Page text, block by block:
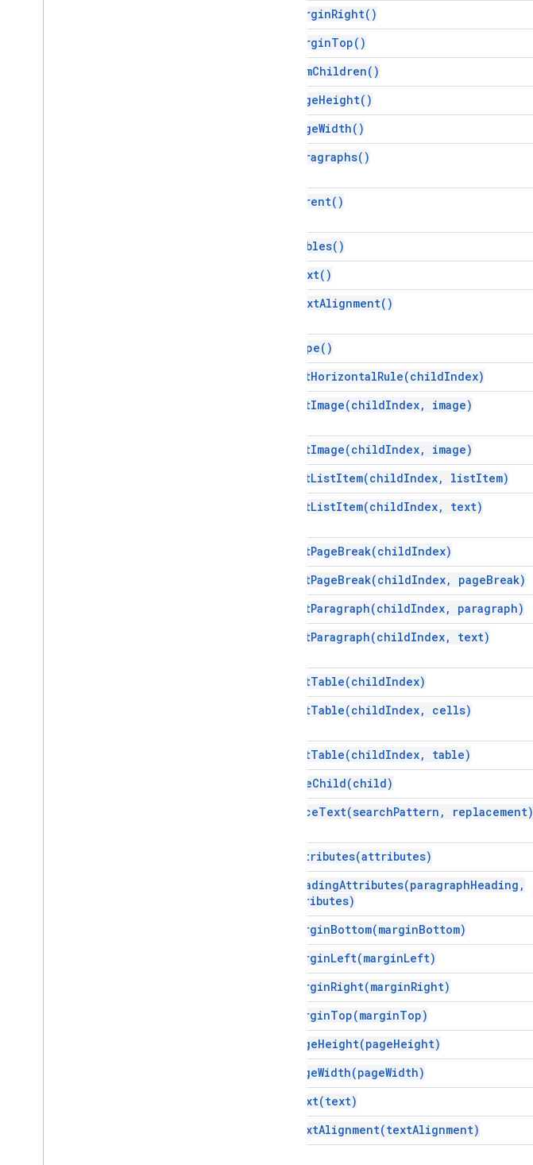
MarginRight( )
MarginTop( )
NumChildren( )
PageHeight( )
PageWidth( )
Paragraphs( )
Parent( )
Tables( )
Text( )
TextAlignment( )
Type( )
insertHorizontalRule(childIndex)
insertImage(childIndex, image)
insertImage(childIndex, image)
insertListItem(childIndex, listItem)
insertListItem(childIndex, text)
insertPageBreak(childIndex)
insertPageBreak(childIndex, pageBreak)
insertParagraph(childIndex, paragraph)
insertParagraph(childIndex, text)
insertTable(childIndex)
insertTable(childIndex, cells)
insertTable(childIndex, table)
removeChild(child)
replaceText(searchPattern , replacement)
Attributes(attributes)
HeadingAttributes(paragraphHeading ,
attributes)
MarginBottom(marginBottom)
MarginLeft(marginLeft)
MarginRight(marginRight)
MarginTop(marginTop)
PageHeight(pageHeight)
PageWidth(pageWidth)
Text(text)
TextAlignment(textAlignment)